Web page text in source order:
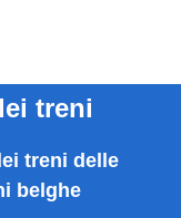
treni
treni delle
belghe